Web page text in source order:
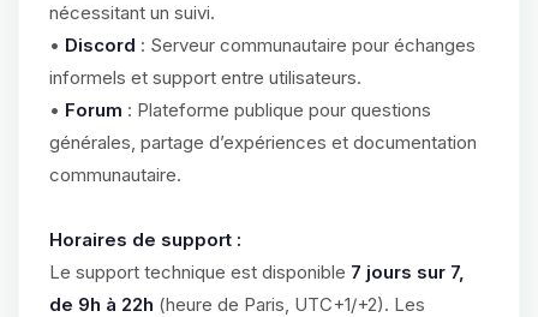
nécessitant un suivi.
• Discord : Serveur communautaire pour échanges
informels et support entre utilisateurs.
• Forum : Plateforme publique pour questions
générales, partage d’expériences et documentation
communautaire.
Horaires de support :
Le support technique est disponible 7 jours sur 7,
de 9h à 22h (heure de Paris, UTC+1/+2). Les